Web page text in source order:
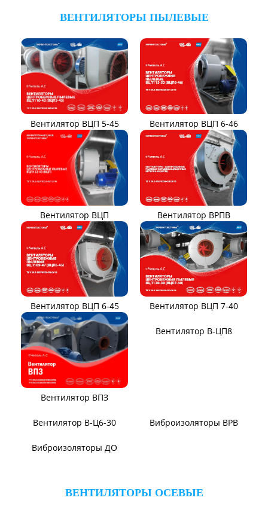
ВЕНТИЛЯТОРЫ ПЫЛЕВЫЕ
Вентилятор ВЦП 5-45 Вентилятор ВЦП 6-46
Вентилятор ВЦП Вентилятор ВРПВ
Вентилятор ВЦП 6-45 Вентилятор ВЦП 7-40
Вентилятор ВПЗ
Вентилятор В-Ц6-30 Виброизоляторы ВРВ